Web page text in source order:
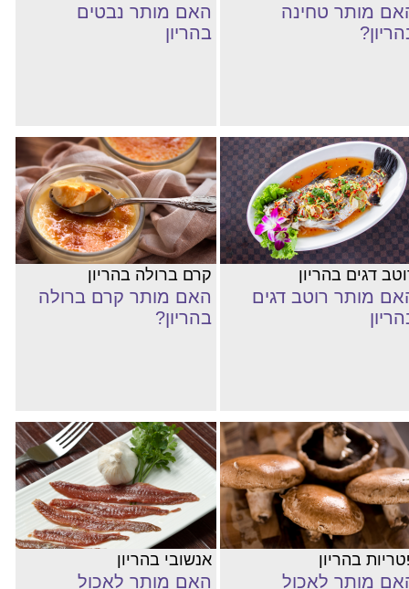
מותר טחינה
האם מותר נבטים
בהריון
דגים בהריון
מותר רוטב דגים
קרם ברולה בהריון
האם מותר קרם ברולה
בהריון?
בהריון
מותר לאכול
אנשובי בהריון
האם מותר לאכול